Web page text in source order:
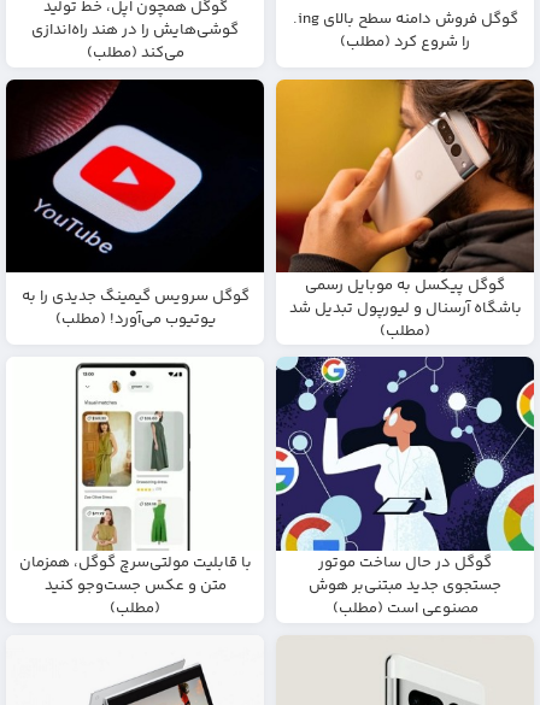
گوگل فروش دامنه سطح بالای ing.
را شروع کرد (مطلب)
گوگل همچون اپل، خط تولید
گوشی‌هایش را در هند راه‌اندازی
می‌کند (مطلب)
گوگل پیکسل به موبایل رسمی
باشگاه آرسنال و لیورپول تبدیل شد
(مطلب)
گوگل سرویس گیمینگ جدیدی را به
یوتیوب می‌آورد! (مطلب)
گوگل در حال ساخت موتور
جستجوی جدید مبتنی‌بر هوش
مصنوعی است (مطلب)
با قابلیت مولتی‌سرچ گوگل، همزمان
متن و عکس جست‌و‌جو کنید
(مطلب)